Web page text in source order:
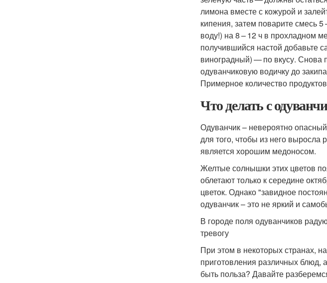
лимона вместе с кожурой и
кипения, затем поварите смесь
воду!) на 8 – 12 ч в прохладном
получившийся настой добавьте
виноградный) — по вкусу. Снова
одуванчиковую водичку до
Примерное количество
Что делать с
Одуванчик – невероятно
для того, чтобы из него выросла
является хорошим медоносом.
Желтые солнышки этих цветов
облетают только к середине
цветок. Однако "завидное
одуванчик – это не яркий и
В городе поля одуванчиков
тревогу
При этом в некоторых странах,
приготовления различных блюд,
быть польза? Давайте